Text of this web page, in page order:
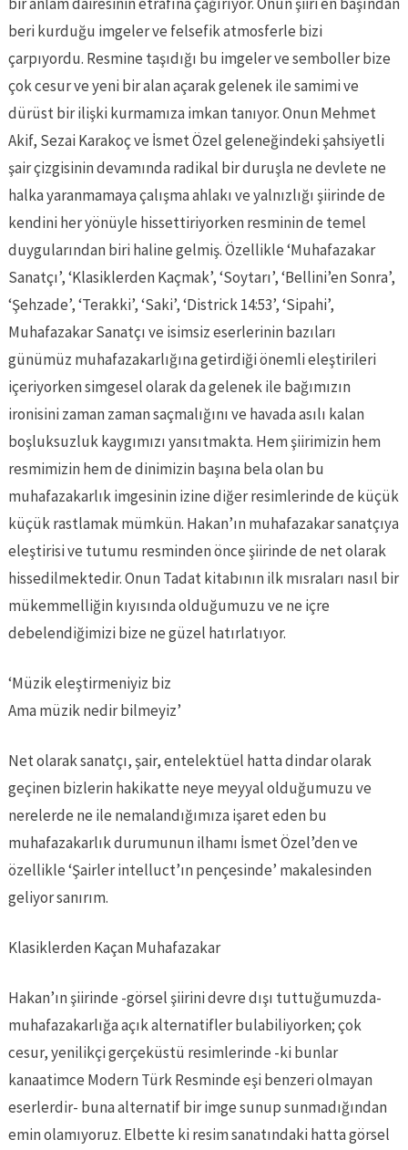
beri kurduğu imgeler ve felsefik atmosferle bizi
çarpıyordu. Resmine taşıdığı bu imgeler ve semboller bize
çok cesur ve yeni bir alan açarak gelenek ile samimi ve
dürüst bir ilişki kurmamıza imkan tanıyor. Onun Mehmet
Akif, Sezai Karakoç ve İsmet Özel geleneğindeki şahsiyetli
şair çizgisinin devamında radikal bir duruşla ne devlete ne
halka yaranmamaya çalışma ahlakı ve yalnızlığı şiirinde de
kendini her yönüyle hissettiriyorken resminin de temel
duygularından biri haline gelmiş. Özellikle ‘Muhafazakar
Sanatçı’, ‘Klasiklerden Kaçmak’, ‘Soytarı’, ‘Bellini’en Sonra’,
‘Şehzade’, ‘Terakki’, ‘Saki’, ‘Districk 14:53’, ‘Sipahi’,
Muhafazakar Sanatçı ve isimsiz eserlerinin bazıları
günümüz muhafazakarlığına getirdiği önemli eleştirileri
içeriyorken simgesel olarak da gelenek ile bağımızın
ironisini zaman zaman saçmalığını ve havada asılı kalan
boşluksuzluk kaygımızı yansıtmakta. Hem şiirimizin hem
resmimizin hem de dinimizin başına bela olan bu
muhafazakarlık imgesinin izine diğer resimlerinde de küçük
küçük rastlamak mümkün. Hakan’ın muhafazakar sanatçıya
eleştirisi ve tutumu resminden önce şiirinde de net olarak
hissedilmektedir. Onun Tadat kitabının ilk mısraları nasıl bir
mükemmelliğin kıyısında olduğumuzu ve ne içre
debelendiğimizi bize ne güzel hatırlatıyor.
‘Müzik eleştirmeniyiz biz
Ama müzik nedir bilmeyiz’
Net olarak sanatçı, şair, entelektüel hatta dindar olarak
geçinen bizlerin hakikatte neye meyyal olduğumuzu ve
nerelerde ne ile nemalandığımıza işaret eden bu
muhafazakarlık durumunun ilhamı İsmet Özel’den ve
özellikle ‘Şairler intelluct’ın pençesinde’ makalesinden
geliyor sanırım.
Klasiklerden Kaçan Muhafazakar
Hakan’ın şiirinde -görsel şiirini devre dışı tuttuğumuzda-
muhafazakarlığa açık alternatifler bulabiliyorken; çok
cesur, yenilikçi gerçeküstü resimlerinde -ki bunlar
kanaatimce Modern Türk Resminde eşi benzeri olmayan
eserlerdir- buna alternatif bir imge sunup sunmadığından
emin olamıyoruz. Elbette ki resim sanatındaki hatta görsel